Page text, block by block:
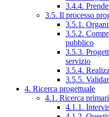
3.4.4.
3.5. Il processo
3.5.1.
3.5.2.
pubblico
3.5.3.
servizio
3.5.4.
3.5.5.
4. Ricerca progettuale
4.1. Ricerca
4.1.1.